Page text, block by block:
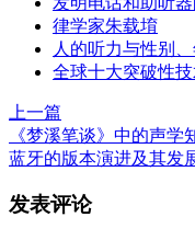
律学家朱载堉
人的听力与性别
全球十大突破性
上一篇
《梦溪笔谈》中的声学
蓝牙的版本演进及其发
发表评论